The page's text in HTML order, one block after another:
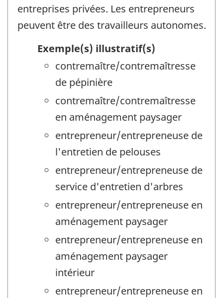
entreprises privées. Les entrepreneurs
peuvent être des travailleurs autonomes.
Exemple(s) illustratif(s)
contremaître/contremaîtresse
de pépinière
contremaître/contremaîtresse
en aménagement paysager
entrepreneur/entrepreneuse de
l'entretien de pelouses
entrepreneur/entrepreneuse de
service d'entretien d'arbres
entrepreneur/entrepreneuse en
aménagement paysager
entrepreneur/entrepreneuse en
aménagement paysager
intérieur
entrepreneur/entrepreneuse en